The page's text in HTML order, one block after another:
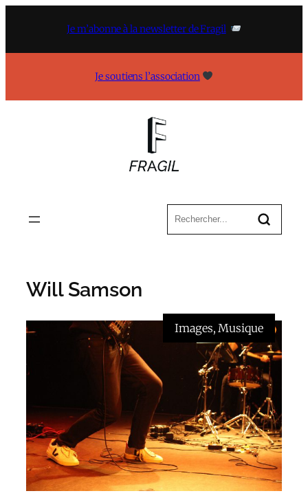
Je m’abonne à la newsletter de Fragil
Je soutiens l’association
Will Samson
Images, Musique